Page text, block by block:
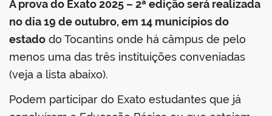
A prova do Exato 2025 – 2ª edição será realizada
no dia 19 de outubro, em 14 municípios do
estado do Tocantins onde há câmpus de pelo
menos uma das três instituições conveniadas
(veja a lista abaixo).
Podem participar do Exato estudantes que já